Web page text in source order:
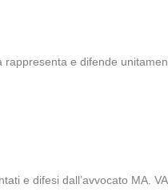
e difende
e difesi dall’avvocato MA.